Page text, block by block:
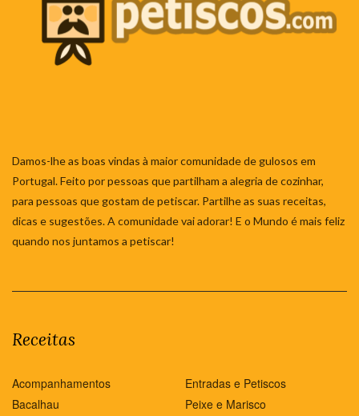
Damos-lhe as boas vindas à maior comunidade de gulosos em
Portugal. Feito por pessoas que partilham a alegria de cozinhar,
para pessoas que gostam de petiscar. Partilhe as suas receitas,
dicas e sugestões. A comunidade vai adorar! E o Mundo é mais feliz
quando nos juntamos a petiscar!
Receitas
Acompanhamentos
Bacalhau
Entradas e Petiscos
Peixe e Marisco